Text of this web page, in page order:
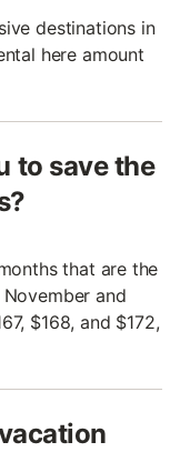
destinations in
here amount
to save the
that are the
and
$168, and $172,